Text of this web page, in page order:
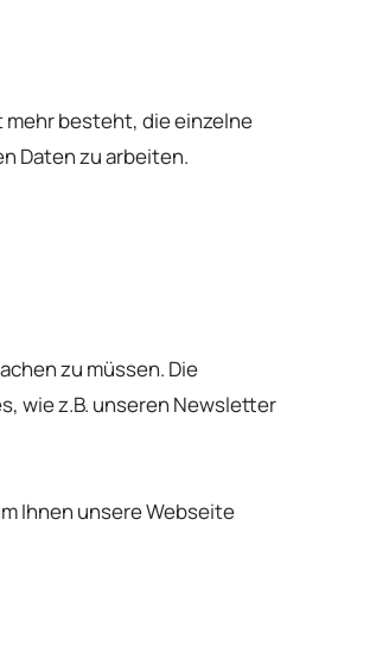
besteht, die einzelne
Daten zu arbeiten.
zu müssen. Die
wie z.B. unseren Newsletter
Ihnen unsere Webseite